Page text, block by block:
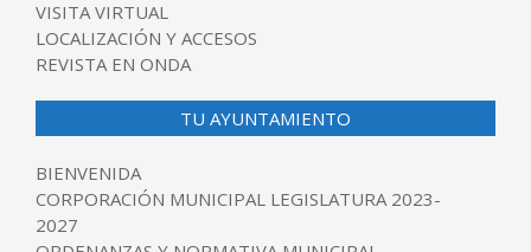
VISITA VIRTUAL
LOCALIZACIÓN Y ACCESOS
REVISTA EN ONDA
TU AYUNTAMIENTO
BIENVENIDA
CORPORACIÓN MUNICIPAL LEGISLATURA 2023-
2027